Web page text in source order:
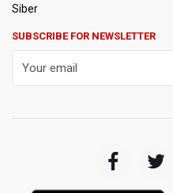
Daerah Aman dari
Pertumbuhan Ekonomi 5,3
Dongkrak Optimisme
Amnesty International
Warganet atas Konten
Siber
SUBSCRIBE FOR NEWSLETTER